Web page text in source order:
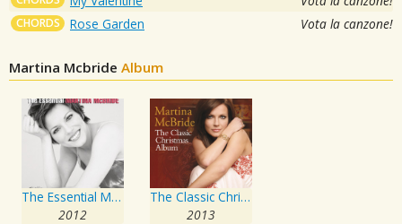
CHORDS Rose Garden Vota la canzone!
Martina Mcbride Album
The Essential Martina McBride
2012
The Classic Christmas Album
2013